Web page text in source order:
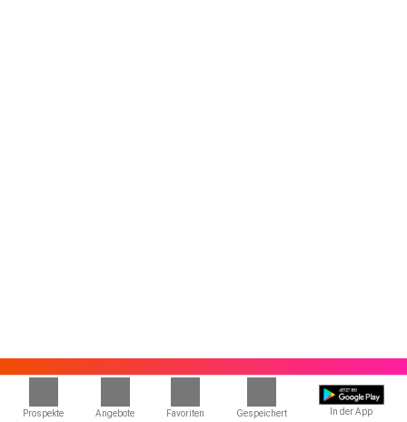
Prospekte Angebote Favoriten Gespeichert In der App